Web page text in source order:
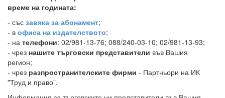
време на годината:
- със завяка за абонамент;
- в офиса на издателството;
- на телефони: 02/981-13-76; 088/240-03-10; 02/981-13-93;
- чрез нашите търговски представители във Вашия
регион;
- чрез разпространителските фирми - Партньори на ИК
"Труд и право".